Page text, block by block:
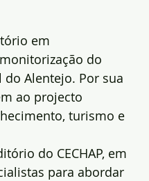
em
do
Alentejo. Por sua
ao projecto
turismo e
do CECHAP, em
para abordar